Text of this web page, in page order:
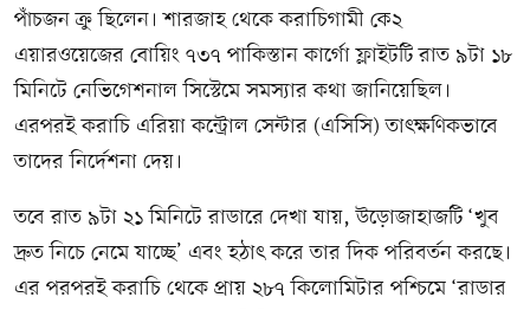
পাঁচজন ক্রু ছিলেন। শারজাহ থেকে করাচিগামী কে২
এয়ারওয়েজের বোয়িং ৭৩৭ পাকিস্তান কার্গো ফ্লাইটটি রাত ৯টা ১৮
মিনিটে নেভিগেশনাল সিস্টেমে সমস্যার কথা জানিয়েছিল।
এরপরই করাচি এরিয়া কন্ট্রোল সেন্টার (এসিসি) তাৎক্ষণিকভাবে
তাদের নির্দেশনা দেয়।
তবে রাত ৯টা ২১ মিনিটে রাডারে দেখা যায়, উড়োজাহাজটি ‘খুব
দ্রুত নিচে নেমে যাচ্ছে’ এবং হঠাৎ করে তার দিক পরিবর্তন করছে।
এর পরপরই করাচি থেকে প্রায় ২৮৭ কিলোমিটার পশ্চিমে ‘রাডার